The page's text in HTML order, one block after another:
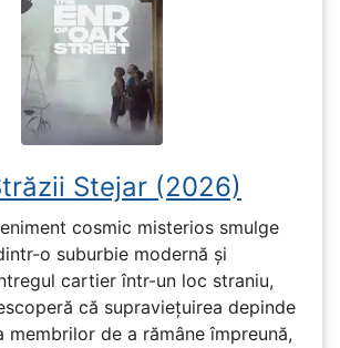
Stejar (2026)
cosmic misterios smulge
o suburbie modernă și
cartier într-un loc straniu,
că supraviețuirea depinde
membrilor de a rămâne împreună,